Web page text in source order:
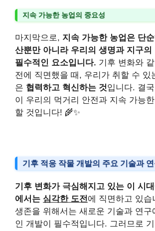
지속 가능한 농업의 중요성
마지막으로, 지속 가능한 농업은 단
산뿐만 아니라 우리의 생명과 지구의
필수적인 요소입니다. 기후 변화와
전에 직면했을 때, 우리가 취할 수 있
은 협력하고 혁신하는 것입니다. 결
이 우리의 먹거리 안전과 지속 가능
할 것입니다! 🌾✨
기후 적응 작물 개발의 주요 기술과
기후 변화가 극심해지고 있는 이 시
에서는 심각한 도전에 직면하고 있습
생존을 위해서는 새로운 기술과 연구
인 개발이 필수적입니다. 그러므로